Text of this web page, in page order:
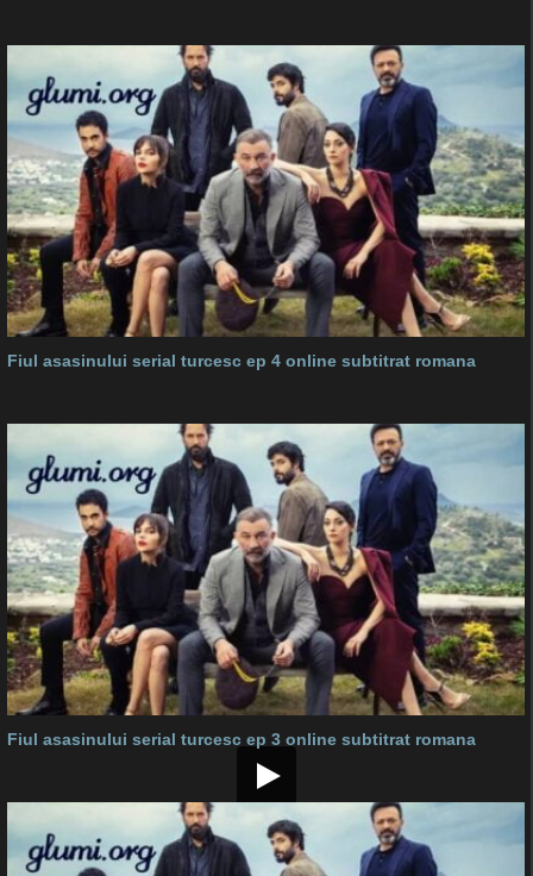
Fiul asasinului serial turcesc ep 4 online subtitrat romana
Fiul asasinului serial turcesc ep 3 online subtitrat romana